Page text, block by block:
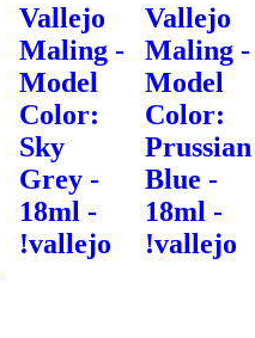
Vallejo
Maling -
Model
Color:
Sky
Grey -
18ml -
!vallejo
Vallejo
Maling -
Model
Color:
Prussian
Blue -
18ml -
!vallejo